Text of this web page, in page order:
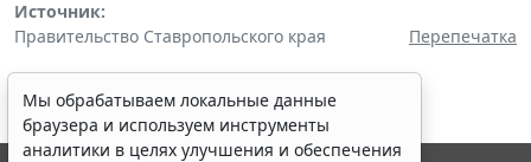
Источник:
Правительство Ставропольского края
Перепечатка
Мы обрабатываем локальные данные
браузера и используем инструменты
аналитики в целях улучшения и обеспечения